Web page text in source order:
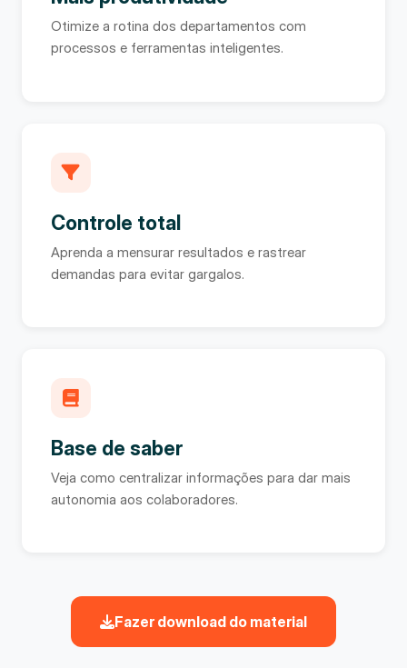
Otimize a rotina dos departamentos com
processos e ferramentas inteligentes.
Controle total
Aprenda a mensurar resultados e rastrear
demandas para evitar gargalos.
Base de saber
Veja como centralizar informações para dar mais
autonomia aos colaboradores.
Fazer download do material